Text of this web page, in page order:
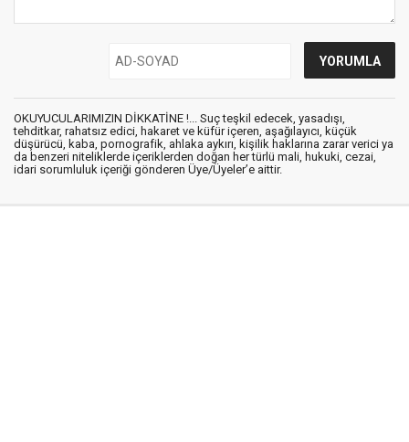
OKUYUCULARIMIZIN DİKKATİNE !... Suç teşkil edecek, yasadışı,
tehditkar, rahatsız edici, hakaret ve küfür içeren, aşağılayıcı, küçük
düşürücü, kaba, pornografik, ahlaka aykırı, kişilik haklarına zarar verici ya
da benzeri niteliklerde içeriklerden doğan her türlü mali, hukuki, cezai,
idari sorumluluk içeriği gönderen Üye/Üyeler’e aittir.